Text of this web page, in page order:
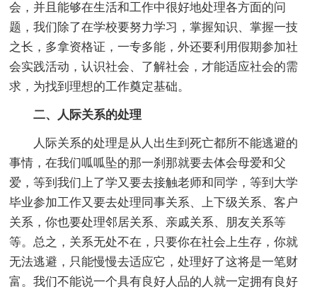
会，并且能够在生活和工作中很好地处理各方面的问
题，我们除了在学校要努力学习，掌握知识、掌握一技
之长，多拿资格证，一专多能，外还要利用假期参加社
会实践活动，认识社会、了解社会，才能适应社会的需
求，为找到理想的工作奠定基础。
二、人际关系的处理
人际关系的处理是从人出生到死亡都所不能逃避的
事情，在我们呱呱坠的那一刹那就要去体会母爱和父
爱，等到我们上了学又要去接触老师和同学，等到大学
毕业参加工作又要去处理同事关系、上下级关系、客户
关系，你也要处理邻居关系、亲戚关系、朋友关系等
等。总之，关系无处不在，只要你在社会上生存，你就
无法逃避，只能慢慢去适应它，处理好了这将是一笔财
富。我们不能说一个具有良好人品的人就一定拥有良好